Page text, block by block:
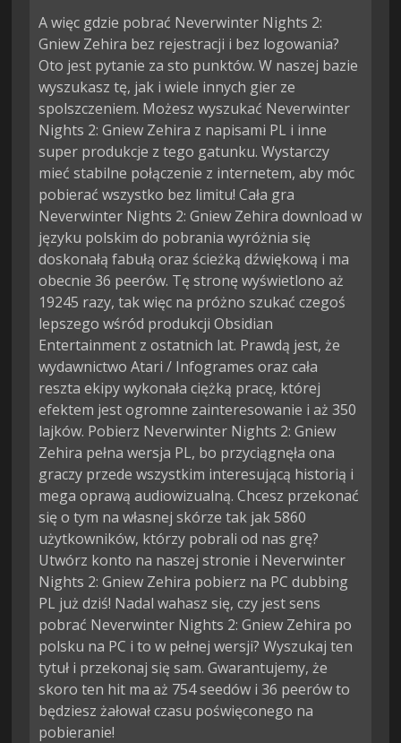
A więc gdzie pobrać Neverwinter Nights 2:
Gniew Zehira bez rejestracji i bez logowania?
Oto jest pytanie za sto punktów. W naszej bazie
wyszukasz tę, jak i wiele innych gier ze
spolszczeniem. Możesz wyszukać Neverwinter
Nights 2: Gniew Zehira z napisami PL i inne
super produkcje z tego gatunku. Wystarczy
mieć stabilne połączenie z internetem, aby móc
pobierać wszystko bez limitu! Cała gra
Neverwinter Nights 2: Gniew Zehira download w
języku polskim do pobrania wyróżnia się
doskonałą fabułą oraz ścieżką dźwiękową i ma
obecnie 36 peerów. Tę stronę wyświetlono aż
19245 razy, tak więc na próżno szukać czegoś
lepszego wśród produkcji Obsidian
Entertainment z ostatnich lat. Prawdą jest, że
wydawnictwo Atari / Infogrames oraz cała
reszta ekipy wykonała ciężką pracę, której
efektem jest ogromne zainteresowanie i aż 350
lajków. Pobierz Neverwinter Nights 2: Gniew
Zehira pełna wersja PL, bo przyciągnęła ona
graczy przede wszystkim interesującą historią i
mega oprawą audiowizualną. Chcesz przekonać
się o tym na własnej skórze tak jak 5860
użytkowników, którzy pobrali od nas grę?
Utwórz konto na naszej stronie i Neverwinter
Nights 2: Gniew Zehira pobierz na PC dubbing
PL już dziś! Nadal wahasz się, czy jest sens
pobrać Neverwinter Nights 2: Gniew Zehira po
polsku na PC i to w pełnej wersji? Wyszukaj ten
tytuł i przekonaj się sam. Gwarantujemy, że
skoro ten hit ma aż 754 seedów i 36 peerów to
będziesz żałował czasu poświęconego na
pobieranie!